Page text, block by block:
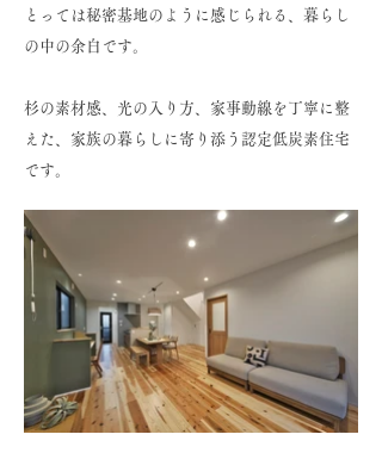
とっては秘密基地のように感じられる、暮らし
の中の余白です。
杉の素材感、光の入り方、家事動線を丁寧に整
えた、家族の暮らしに寄り添う認定低炭素住宅
です。